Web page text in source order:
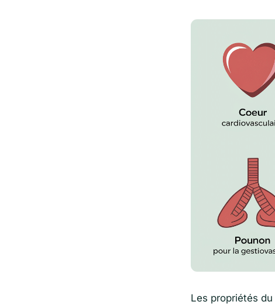
Les propriétés du